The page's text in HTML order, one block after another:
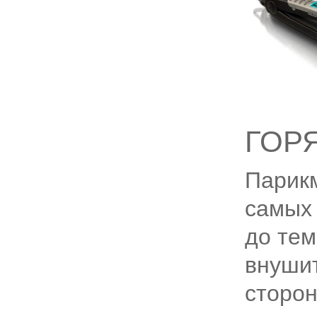
самых
до